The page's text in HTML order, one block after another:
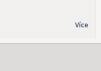
Více